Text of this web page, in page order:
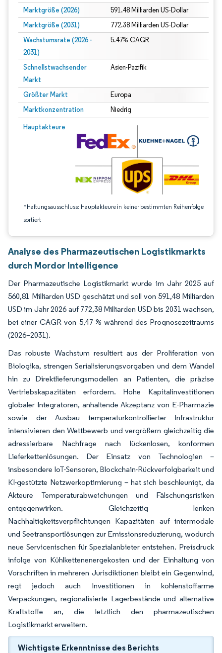
Marktgröße (2026) 591.48 Milliarden US-Dollar
Marktgröße (2031) 772.38 Milliarden US-Dollar
Wachstumsrate (2026 -
2031)
5.47% CAGR
Schnellstwachsender
Markt
Asien-Pazifik
Größter Markt Europa
Marktkonzentration Niedrig
Hauptakteure
*Haftungsausschluss: Hauptakteure in keiner bestimmten Reihenfolge
sortiert
Bild © Mordor Intelligence. Wiederverwendung erfordert Namensnennung
Analyse des Pharmazeutischen Logistikmarkts
durch Mordor Intelligence
Der Pharmazeutische Logistikmarkt wurde im Jahr 2025 auf
560,81 Milliarden USD geschätzt und soll von 591,48 Milliarden
USD im Jahr 2026 auf 772,38 Milliarden USD bis 2031 wachsen,
bei einer CAGR von 5,47 % während des Prognosezeitraums
(2026–2031).
Das robuste Wachstum resultiert aus der Proliferation von
Biologika, strengen Serialisierungsvorgaben und dem Wandel
hin zu Direktlieferungsmodellen an Patienten, die präzise
Vertriebskapazitäten erfordern. Hohe Kapitalinvestitionen
globaler Integratoren, anhaltende Akzeptanz von E-Pharmazie
sowie der Ausbau temperaturkontrollierter Infrastruktur
intensivieren den Wettbewerb und vergrößern gleichzeitig die
adressierbare Nachfrage nach lückenlosen, konformen
Lieferkettenlösungen. Der Einsatz von Technologien –
insbesondere IoT-Sensoren, Blockchain-Rückverfolgbarkeit und
KI-gestützte Netzwerkoptimierung – hat sich beschleunigt, da
Akteure Temperaturabweichungen und Fälschungsrisiken
entgegenwirken. Gleichzeitig lenken
Nachhaltigkeitsverpflichtungen Kapazitäten auf intermodale
und Seetransportlösungen zur Emissionsreduzierung, wodurch
neue Servicenischen für Spezialanbieter entstehen. Preisdruck
infolge von Kühlkettenenergekosten und der Einhaltung von
Vorschriften in mehreren Jurisdiktionen bleibt ein Gegenwind,
regt jedoch auch Investitionen in kohlenstoffarme
Verpackungen, regionalisierte Lagerbestände und alternative
Kraftstoffe an, die letztlich den pharmazeutischen
Logistikmarkt erweitern.
Wichtigste Erkenntnisse des Berichts